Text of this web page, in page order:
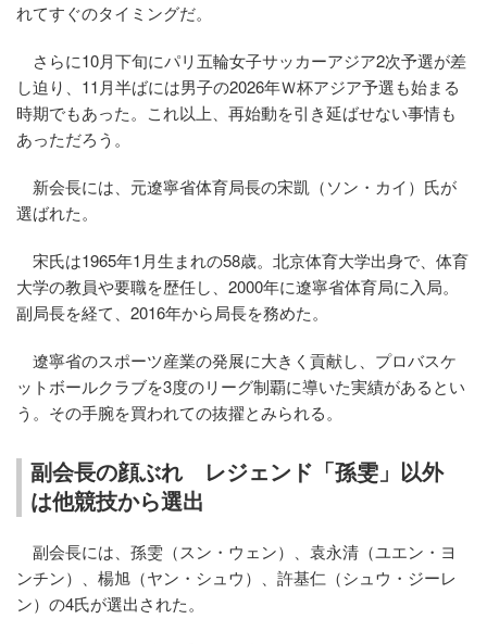
れてすぐのタイミングだ。
さらに10月下旬にパリ五輪女子サッカーアジア2次予選が差
し迫り、11月半ばには男子の2026年Ｗ杯アジア予選も始まる
時期でもあった。これ以上、再始動を引き延ばせない事情も
あっただろう。
新会長には、元遼寧省体育局長の宋凱（ソン・カイ）氏が
選ばれた。
宋氏は1965年1月生まれの58歳。北京体育大学出身で、体育
大学の教員や要職を歴任し、2000年に遼寧省体育局に入局。
副局長を経て、2016年から局長を務めた。
遼寧省のスポーツ産業の発展に大きく貢献し、プロバスケ
ットボールクラブを3度のリーグ制覇に導いた実績があるとい
う。その手腕を買われての抜擢とみられる。
副会長の顔ぶれ レジェンド「孫雯」以外
は他競技から選出
副会長には、孫雯（スン・ウェン）、袁永清（ユエン・ヨ
ンチン）、楊旭（ヤン・シュウ）、許基仁（シュウ・ジーレ
ン）の4氏が選出された。